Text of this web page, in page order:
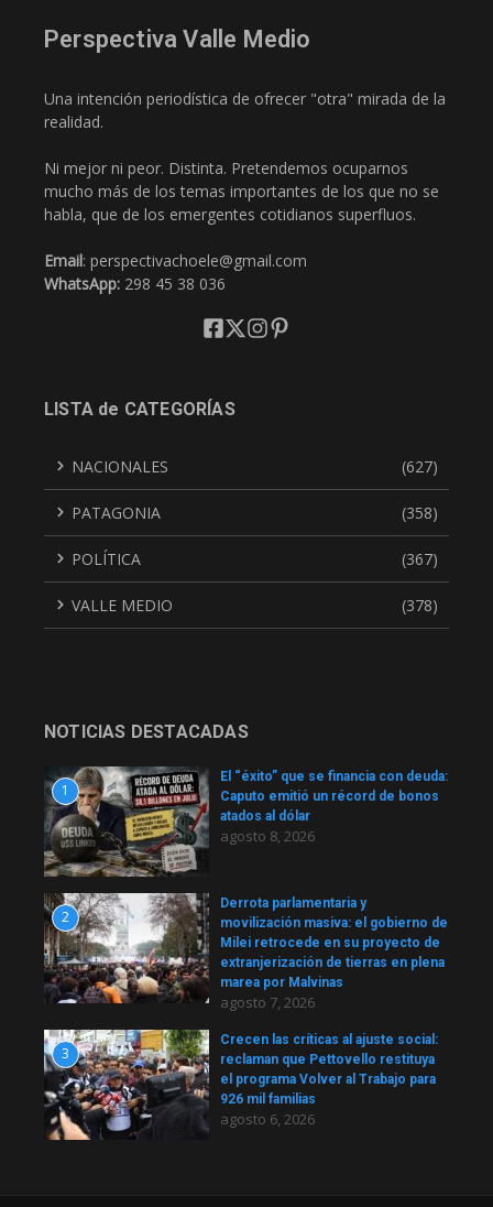
Perspectiva Valle Medio
Una intención periodística de ofrecer "otra" mirada de la
realidad.
Ni mejor ni peor. Distinta. Pretendemos ocuparnos
mucho más de los temas importantes de los que no se
habla, que de los emergentes cotidianos superfluos.
Email: perspectivachoele@gmail.com
WhatsApp: 298 45 38 036
LISTA de CATEGORÍAS
NACIONALES (627)
PATAGONIA (358)
POLÍTICA (367)
VALLE MEDIO (378)
NOTICIAS DESTACADAS
1
El “éxito” que se financia con deuda:
Caputo emitió un récord de bonos
atados al dólar
agosto 8, 2026
2
Derrota parlamentaria y
movilización masiva: el gobierno de
Milei retrocede en su proyecto de
extranjerización de tierras en plena
marea por Malvinas
agosto 7, 2026
3
Crecen las críticas al ajuste social:
reclaman que Pettovello restituya
el programa Volver al Trabajo para
926 mil familias
agosto 6, 2026